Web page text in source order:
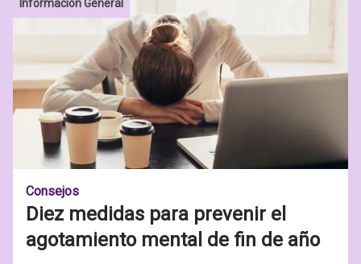
Información General
Consejos
Diez medidas para prevenir el
agotamiento mental de fin de año